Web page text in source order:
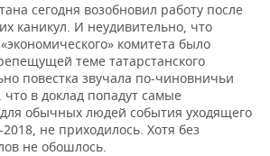
сегодня возобновил работу после
каникул. И неудивительно, что
комитета было
теме татарстанского
повестка звучала по-чиновничьи
в доклад попадут самые
обычных людей события уходящего
2018, не приходилось. Хотя без
не обошлось.